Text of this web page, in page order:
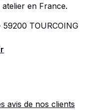
en France.
59200 TOURCOING
avis de nos clients